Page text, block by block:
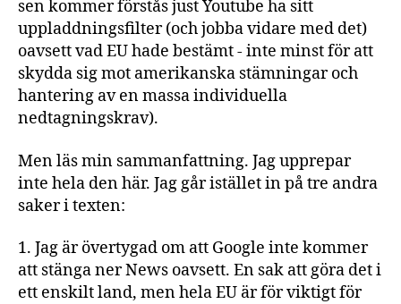
sen kommer förstås just Youtube ha sitt
uppladdningsfilter (och jobba vidare med det)
oavsett vad EU hade bestämt - inte minst för att
skydda sig mot amerikanska stämningar och
hantering av en massa individuella
nedtagningskrav).
Men läs min sammanfattning. Jag upprepar
inte hela den här. Jag går istället in på tre andra
saker i texten:
1. Jag är övertygad om att Google inte kommer
att stänga ner News oavsett. En sak att göra det i
ett enskilt land, men hela EU är för viktigt för